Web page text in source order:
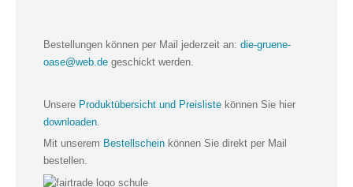
Bestellungen können per Mail jederzeit an: die-gruene-
oase@web.de geschickt werden.
Unsere Produktübersicht und Preisliste können Sie hier
downloaden.
Mit unserem Bestellschein können Sie direkt per Mail
bestellen.